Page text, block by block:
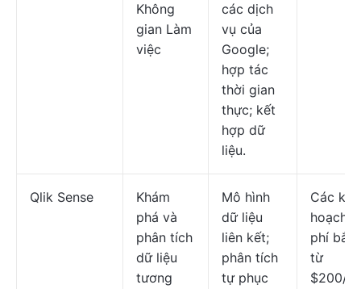
Không
gian Làm
việc
các dịch
vụ của
Google;
hợp tác
thời gian
thực; kết
hợp dữ
liệu.
Qlik Sense
Khám
phá và
phân tích
dữ liệu
tương
Mô hình
dữ liệu
liên kết;
phân tích
tự phục
Các kế
hoạch
phí bắt
từ
$200/